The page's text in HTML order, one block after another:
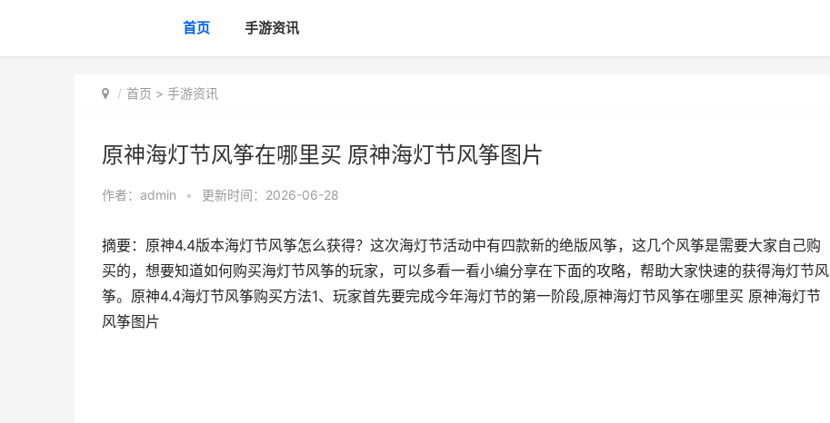
首页 手游资讯
首页 > 手游资讯
原神海灯节风筝在哪里买 原神海灯节风筝图片
作者： admin • 更新时间：2026-06-28
摘要：原神4.4版本海灯节风筝怎么获得？这次海灯节活动中有四款新的绝版风筝，这几个风筝是需要大家自己购
买的，想要知道如何购买海灯节风筝的玩家，可以多看一看小编分享在下面的攻略，帮助大家快速的获得海灯节风
筝。原神4.4海灯节风筝购买方法1、玩家首先要完成今年海灯节的第一阶段,原神海灯节风筝在哪里买 原神海灯节
风筝图片